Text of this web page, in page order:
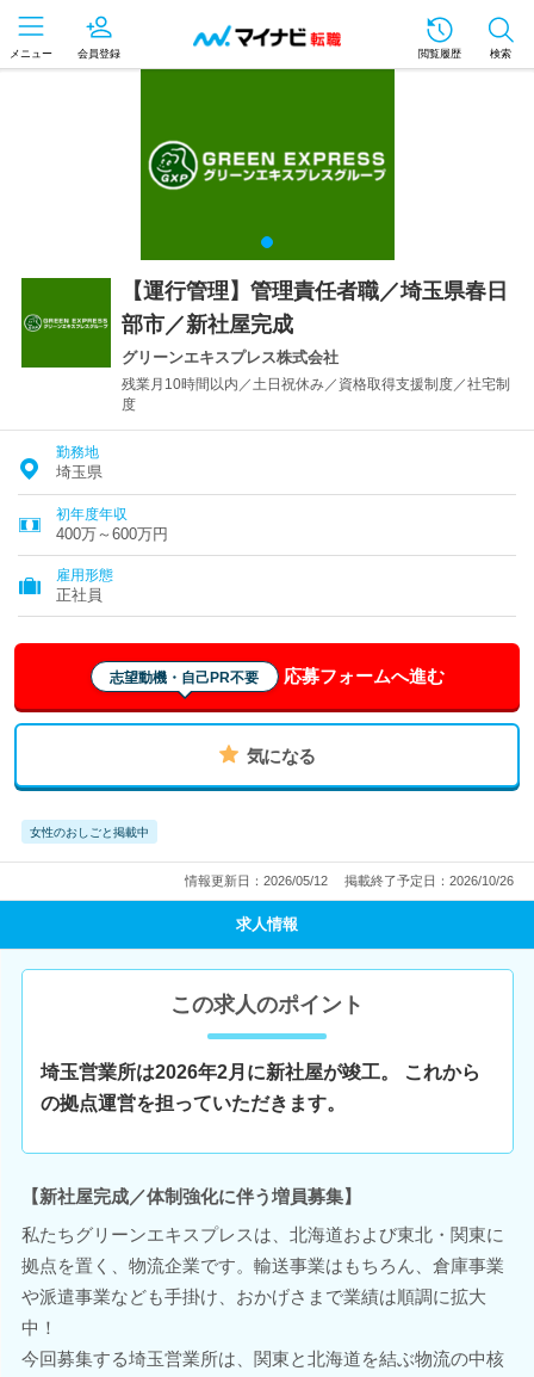
メニュー 会員登録 閲覧履歴 検索
【運行管理】管理責任者職／埼玉県春日
部市／新社屋完成
グリーンエキスプレス株式会社
残業月10時間以内／土日祝休み／資格取得支援制度／社宅制
度
勤務地
埼玉県
初年度年収
400万～600万円
雇用形態
正社員
志望動機・自己PR不要 応募フォームへ進む
気になる
女性のおしごと掲載中
情報更新日：2026/05/12 掲載終了予定日：2026/10/26
求人情報
この求人のポイント
埼玉営業所は2026年2月に新社屋が竣工。 これから
の拠点運営を担っていただきます。
【新社屋完成／体制強化に伴う増員募集】
私たちグリーンエキスプレスは、北海道および東北・関東に
拠点を置く、物流企業です。輸送事業はもちろん、倉庫事業
や派遣事業なども手掛け、おかげさまで業績は順調に拡大
中！
今回募集する埼玉営業所は、関東と北海道を結ぶ物流の中核